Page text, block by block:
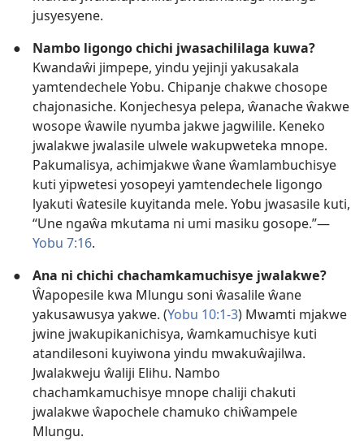
jusyesyene.
●
Nambo ligongo chichi jwasachililaga kuwa?
Kwandaŵi jimpepe, yindu yejinji yakusakala
yamtendechele Yobu. Chipanje chakwe chosope
chajonasiche. Konjechesya pelepa, ŵanache ŵakwe
wosope ŵawile nyumba jakwe jagwilile. Keneko
jwalakwe jwalasile ulwele wakupweteka mnope.
Pakumalisya, achimjakwe ŵane ŵamlambuchisye
kuti yipwetesi yosopeyi yamtendechele ligongo
lyakuti ŵatesile kuyitanda mele. Yobu jwasasile kuti,
“Une ngaŵa mkutama ni umi masiku gosope.”—
Yobu 7:16.
●
Ana ni chichi chachamkamuchisye jwalakwe?
Ŵapopesile kwa Mlungu soni ŵasalile ŵane
yakusawusya yakwe. (Yobu 10:1-3) Mwamti mjakwe
jwine jwakupikanichisya, ŵamkamuchisye kuti
atandilesoni kuyiwona yindu mwakuŵajilwa.
Jwalakweju ŵaliji Elihu. Nambo
chachamkamuchisye mnope chaliji chakuti
jwalakwe ŵapochele chamuko chiŵampele
Mlungu.